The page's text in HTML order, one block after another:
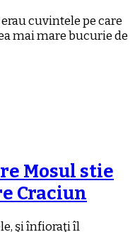
cuvintele pe care
mai mare bucurie de
Mosul stie
Craciun
şi înfioraţi îl